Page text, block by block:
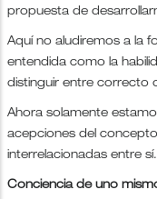
propuesta de
Aquí no aludiremos a la
entendida como la
distinguir entre correcto
Ahora solamente
acepciones del
interrelacionadas entre sí.
Conciencia de uno